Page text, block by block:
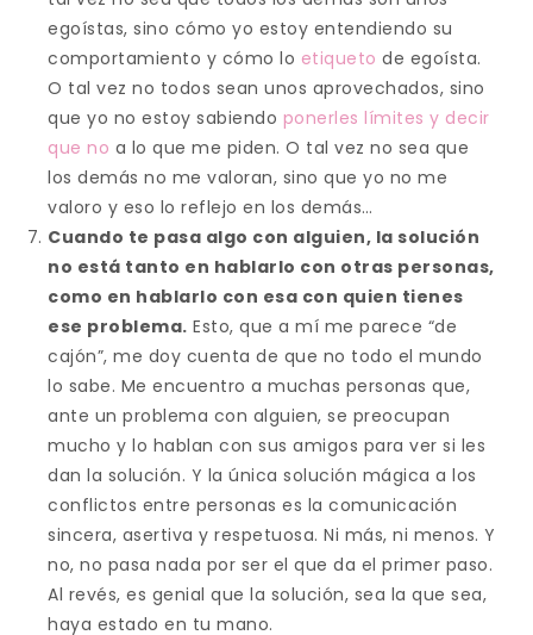
egoístas, sino cómo yo estoy entendiendo su
comportamiento y cómo lo etiqueto de egoísta.
O tal vez no todos sean unos aprovechados, sino
que yo no estoy sabiendo ponerles límites y decir
que no a lo que me piden. O tal vez no sea que
los demás no me valoran, sino que yo no me
valoro y eso lo reflejo en los demás…
Cuando te pasa algo con alguien, la solución
no está tanto en hablarlo con otras personas,
como en hablarlo con esa con quien tienes
ese problema. Esto, que a mí me parece “de
cajón”, me doy cuenta de que no todo el mundo
lo sabe. Me encuentro a muchas personas que,
ante un problema con alguien, se preocupan
mucho y lo hablan con sus amigos para ver si les
dan la solución. Y la única solución mágica a los
conflictos entre personas es la comunicación
sincera, asertiva y respetuosa. Ni más, ni menos. Y
no, no pasa nada por ser el que da el primer paso.
Al revés, es genial que la solución, sea la que sea,
haya estado en tu mano.